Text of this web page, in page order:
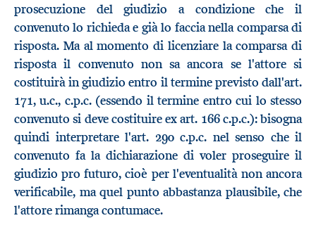
prosecuzione del giudizio a condizione che il
convenuto lo richieda e già lo faccia nella comparsa di
risposta. Ma al momento di licenziare la comparsa di
risposta il convenuto non sa ancora se l'attore si
costituirà in giudizio entro il termine previsto dall'art.
171, u.c., c.p.c. (essendo il termine entro cui lo stesso
convenuto si deve costituire ex art. 166 c.p.c.): bisogna
quindi interpretare l'art. 290 c.p.c. nel senso che il
convenuto fa la dichiarazione di voler proseguire il
giudizio pro futuro, cioè per l'eventualità non ancora
verificabile, ma quel punto abbastanza plausibile, che
l'attore rimanga contumace.